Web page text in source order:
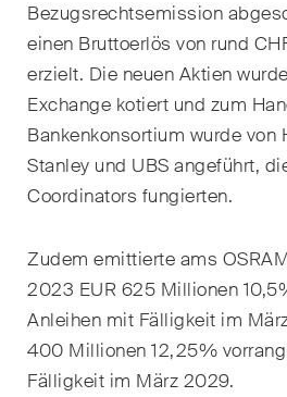
Bezugsrechtsemission
einen Bruttoerlös von rund
erzielt. Die neuen Aktien
Exchange kotiert und zum
Bankenkonsortium wurde von
Stanley und UBS angeführt,
Coordinators fungierten.
Zudem emittierte ams
2023 EUR 625 Millionen
Anleihen mit Fälligkeit im
400 Millionen 12,25%
Fälligkeit im März 2029.
Land*
Newsletters &
Tätigkeitsbereiche,
Fachgebiete und
sowie Newsflashes über
jüngsten Entwicklungen.